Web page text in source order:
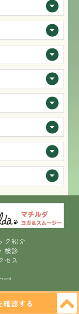
ク紹介
検診
セス
確認する